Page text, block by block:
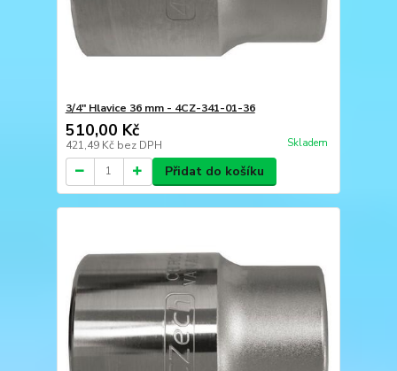
3/4" Hlavice 36 mm - 4CZ-341-01-36
510,00 Kč
421,49 Kč bez DPH Skladem
Přidat do košíku